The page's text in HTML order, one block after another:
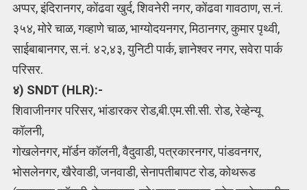
अप्पर, इंदिरानगर, कोंढवा खुर्द, शिवनेरी नगर, कोंढवा गावठाण, स.नं.
३५४, मोरे चाळ, गव्हाणे चाळ, भाग्योदयनगर, मिठानगर, कुमार पृथ्वी,
साईबाबानगर, स.नं. ४२,४३, युनिटी पार्क, ज्ञानेश्वर नगर, सवेरा पार्क
परिसर.
४) SNDT (HLR):-
शिवाजीनगर परिसर, भांडारकर रोड,बी.एम.सी.सी. रोड, रेव्हेन्यू
कॉलनी,
गोखलेनगर, मॉर्डन कॉलनी, वैदुवाडी, पत्रकारनगर, पांडवनगर,
भोसलेनगर, खैरेवाडी, जनवाडी, सेनापतीबापट रोड, कोथरूड